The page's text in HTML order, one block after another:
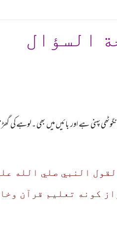
السؤال
ہے اور بائیں میں بھی ۔لوہے کی گھڑی
النبي صلي الله
الصداق وجواز كونه تعليم قرآن